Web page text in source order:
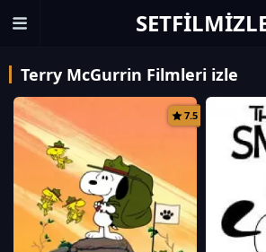
Terry McGurrin Filmleri izle
7.5